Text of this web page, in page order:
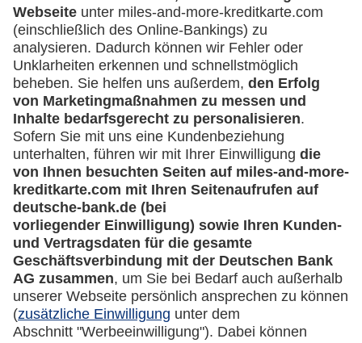
Häufige Fragen
Downloadcenter
Kontakt
Mehr
Kreditkarten-Banking
miles-and-more.com
lufthansa.com
Rechtliches
Impressum
Datenschutz
Cookie Einstellungen